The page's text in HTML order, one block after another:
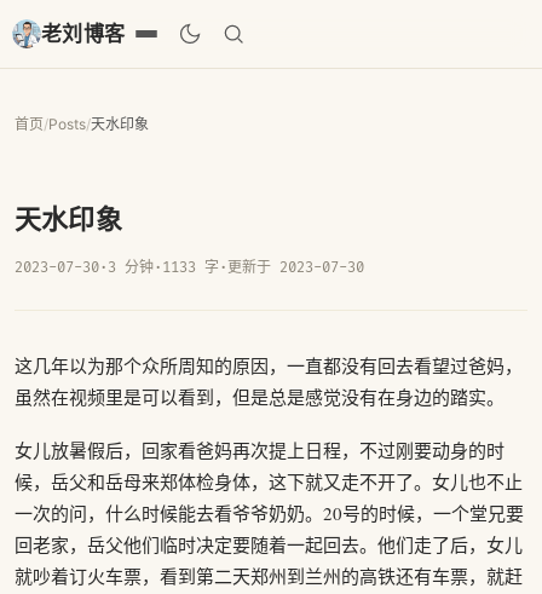
老刘博客
首页/Posts/天水印象
天水印象
2023-07-30· 3 分钟· 1133 字 · 更新于 2023-07-30
这几年以为那个众所周知的原因，一直都没有回去看望过爸妈，
虽然在视频里是可以看到，但是总是感觉没有在身边的踏实。
女儿放暑假后，回家看爸妈再次提上日程，不过刚要动身的时
候，岳父和岳母来郑体检身体，这下就又走不开了。女儿也不止
一次的问，什么时候能去看爷爷奶奶。20号的时候，一个堂兄要
回老家，岳父他们临时决定要随着一起回去。他们走了后，女儿
就吵着订火车票，看到第二天郑州到兰州的高铁还有车票，就赶